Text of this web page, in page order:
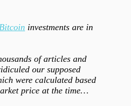
investments are in
of articles and
our supposed
were calculated based
price at the time…